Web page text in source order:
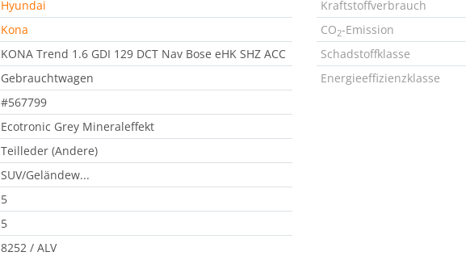
Hyundai
Kona
KONA Trend 1.6 GDI 129 DCT Nav Bose eHK SHZ ACC
Gebrauchtwagen
#567799
Ecotronic Grey Mineraleffekt
Teilleder (Andere)
SUV/Geländew...
5
5
8252 / ALV
Kraftstoffverbrauch
CO2-Emission
Schadstoffklasse
Energieeffizienzklasse